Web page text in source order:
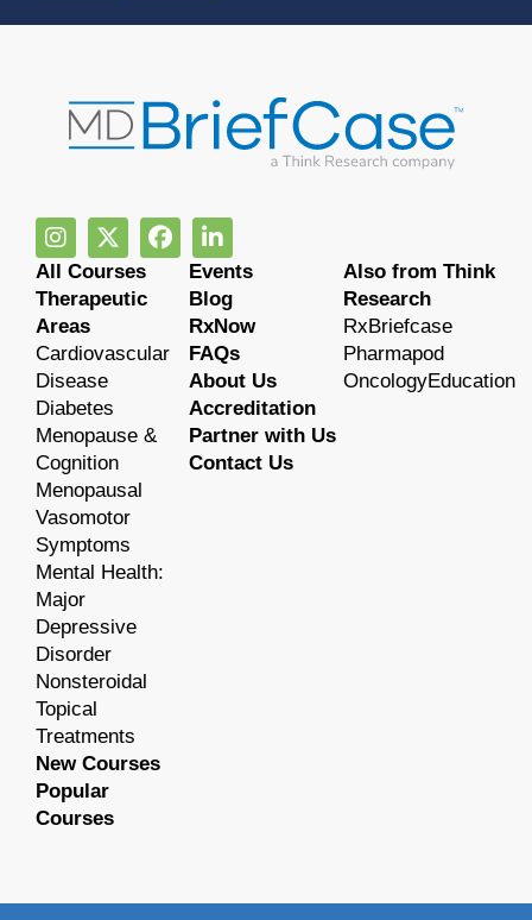
All Courses
Therapeutic
Areas
Cardiovascular
Disease
Diabetes
Menopause &
Cognition
Menopausal
Vasomotor
Symptoms
Mental Health:
Major
Depressive
Disorder
Nonsteroidal
Topical
Treatments
New Courses
Popular
Courses
Events
Blog
RxNow
FAQs
About Us
Accreditation
Partner with Us
Contact Us
Also from Think
Research
RxBriefcase
Pharmapod
OncologyEducation